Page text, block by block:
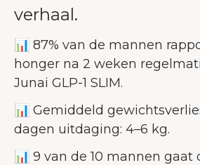
verhaal.
📊 87% van de mannen
honger na 2 weken
Junai GLP-1 SLIM.
📊 Gemiddeld
dagen uitdaging: 4–6 kg.
📊 9 van de 10 mannen gaat